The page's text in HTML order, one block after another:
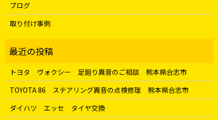
ブログ
取り付け事例
トヨタ ヴォクシー 足廻り異音のご相談 熊本県合志市
TOYOTA 86 ステアリング異音の点検修理 熊本県合志市
ダイハツ エッセ タイヤ交換